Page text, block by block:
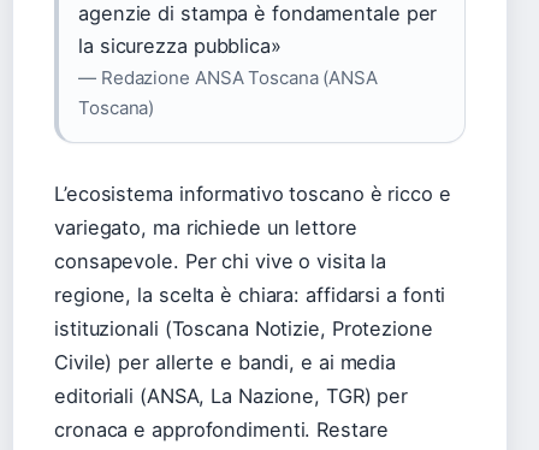
agenzie di stampa è fondamentale per
la sicurezza pubblica»
— Redazione ANSA Toscana (ANSA
Toscana)
L’ecosistema informativo toscano è ricco e
variegato, ma richiede un lettore
consapevole. Per chi vive o visita la
regione, la scelta è chiara: affidarsi a fonti
istituzionali (Toscana Notizie, Protezione
Civile) per allerte e bandi, e ai media
editoriali (ANSA, La Nazione, TGR) per
cronaca e approfondimenti. Restare